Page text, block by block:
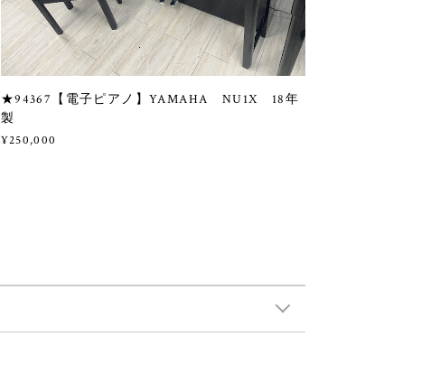
★94367【電子ピアノ】YAMAHA NU1X 18年
製
¥250,000